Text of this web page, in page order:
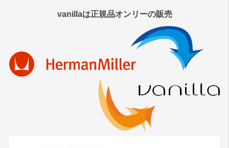
vanillaは正規品オンリーの販売